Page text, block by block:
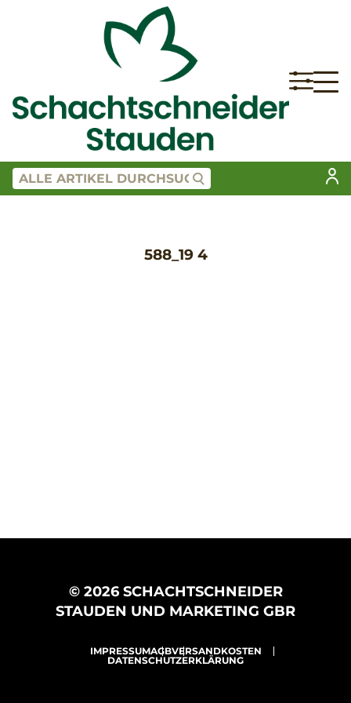
588_19 4
© 2026 SCHACHTSCHNEIDER
STAUDEN UND MARKETING GBR
IMPRESSUMAGBVERSANDKOSTEN
DATENSCHUTZERKLÄRUNG